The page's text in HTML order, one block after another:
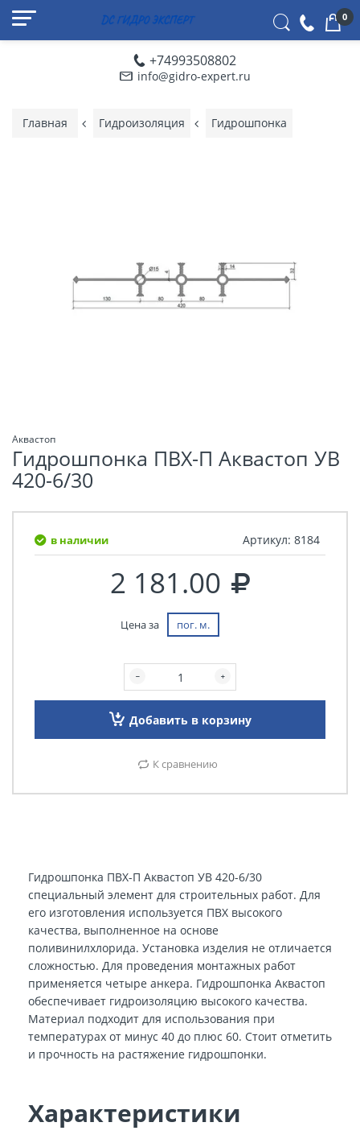
+74993508802
info@gidro-expert.ru
0
Главная Гидроизоляция Гидрошпонка
Аквастоп
Гидрошпонка ПВХ-П Аквастоп УВ
420-6/30
в наличии Артикул: 8184
2 181.00
Цена за пог. м.
Добавить в корзину
К сравнению
Гидрошпонка ПВХ-П Аквастоп УВ 420-6/30
специальный элемент для строительных работ. Для
его изготовления используется ПВХ высокого
качества, выполненное на основе
поливинилхлорида. Установка изделия не отличается
сложностью. Для проведения монтажных работ
применяется четыре анкера. Гидрошпонка Аквастоп
обеспечивает гидроизоляцию высокого качества.
Материал подходит для использования при
температурах от минус 40 до плюс 60. Стоит отметить
и прочность на растяжение гидрошпонки.
Характеристики